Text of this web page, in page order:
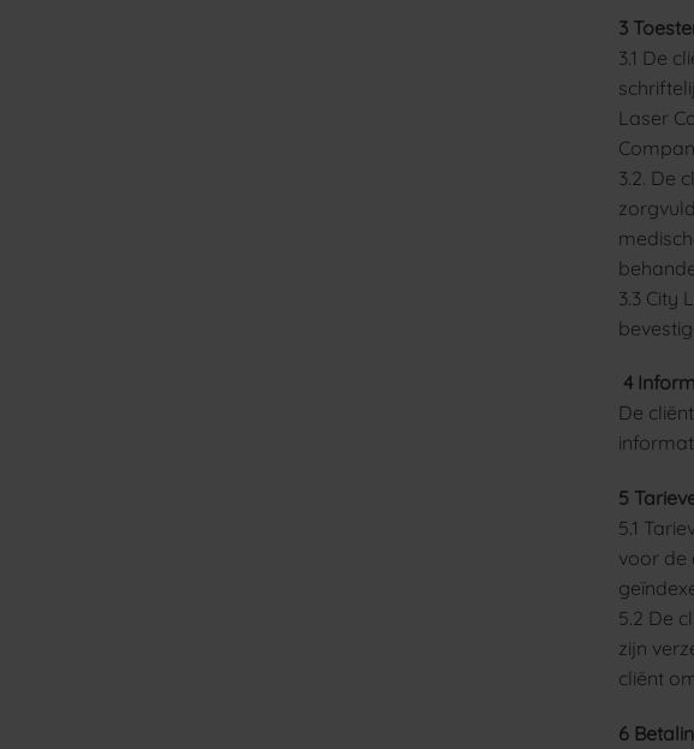
3
3.1 De
Laser
3.2. De
3.3 City
4
De
5
5.1
voor de
5.2 De
zijn
cliënt
6